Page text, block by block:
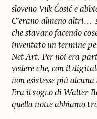
sloveno Vuk Ćosić e
C’erano almeno altri…
che stavano facendo
inventato un termine
Net Art. Per noi era
vedere che, con il
non esistesse più
Era il sogno di Walter
quella notte abbiamo